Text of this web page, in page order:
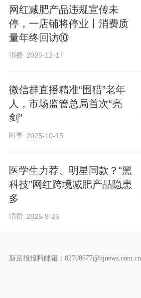
网红减肥产品违规宣传未
停，一店铺将停业丨消费质
量年终回访⑩
消费 2025-12-17
微信群直播精准“围猎”老年
人，市场监管总局首次“亮
剑”
时事 2025-10-15
医学生力荐、明星同款？“黑
科技”网红跨境减肥产品隐患
多
消费 2025-9-25
新京报报料邮箱：82708677@bjnews.com.cn